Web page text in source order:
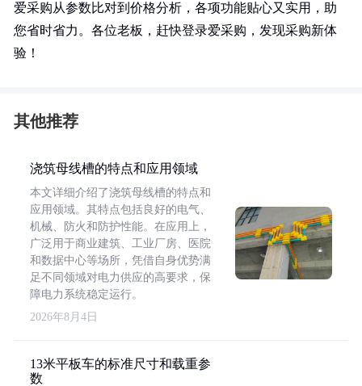
爱采购从参数比对到价格分析，各项功能贴心又实用，助
您省时省力。各位老板，赶快登录爱采购，发现采购新体
验！
其他推荐
浇筑母线槽的特点和应用领域
本文详细介绍了浇筑母线槽的特点和
应用领域。其特点包括良好的电气、
机械、防火和防护性能。在应用上，
广泛用于商业建筑、工业厂房、医院
和数据中心等场所，凭借自身优势满
足不同领域对电力供应的高要求，保
障电力系统稳定运行。
2026年8月4日
13米平板车的标准尺寸和载重参
数